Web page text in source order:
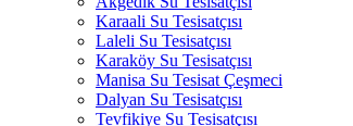
Karaali Su Tesisatçısı
Laleli Su Tesisatçısı
Karaköy Su Tesisatçısı
Manisa Su Tesisat Çeşmeci
Dalyan Su Tesisatçısı
Tevfikiye Su Tesisatçısı